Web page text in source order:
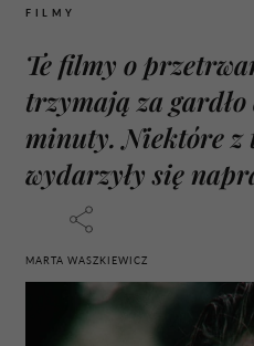
FILMY
Te filmy o
trzymają za
minuty. Niektóre
wydarzyły się
MARTA WASZKIEWICZ